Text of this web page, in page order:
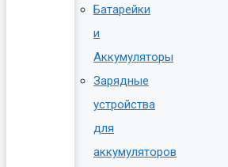
Батарейки
и
Аккумуляторы
Зарядные
устройства
для
аккумуляторов